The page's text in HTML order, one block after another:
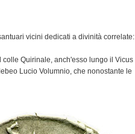
vicini dedicati a divinità correlate:
colle Quirinale, anch'esso lungo il Vicus
Lucio Volumnio, che nonostante le